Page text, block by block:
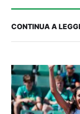
2° TROFEO
con noi il
CONTINUA A